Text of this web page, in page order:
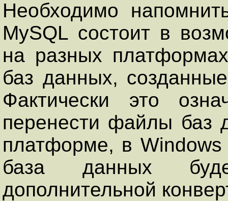
Необходимо
MySQL состоит в
на разных
баз данных,
Фактически это
перенести файлы баз
платформе, в
база данных
дополнительной